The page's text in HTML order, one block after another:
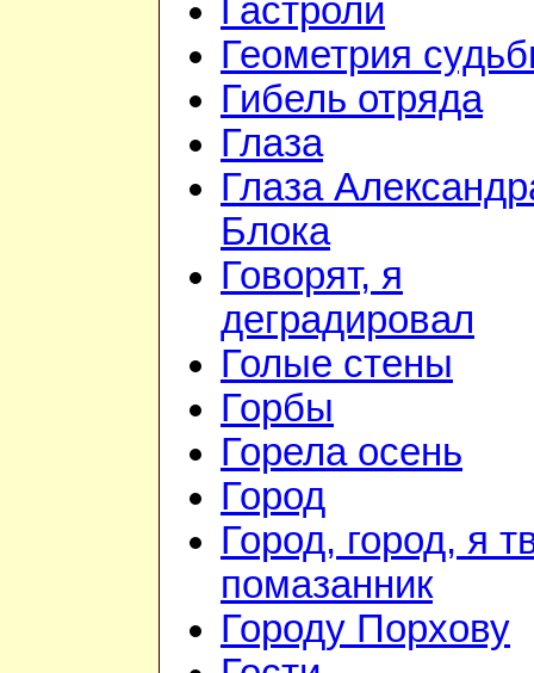
Гастроли
Геометрия
Гибель отряда
Глаза
Глаза
Блока
Говорят, я
деградировал
Голые стены
Горбы
Горела осень
Город
Город, город, я
помазанник
Городу Порхову